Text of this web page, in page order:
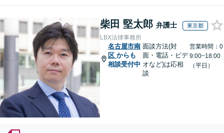
柴田 堅太郎 弁護士 東京都
LBX法律事務所
名古屋市南
区 からも
相談受付中
面談方法(対
面・電話・ビデ
オなど)は応相
談
営業時間：0
9:00~18:00
（平日）